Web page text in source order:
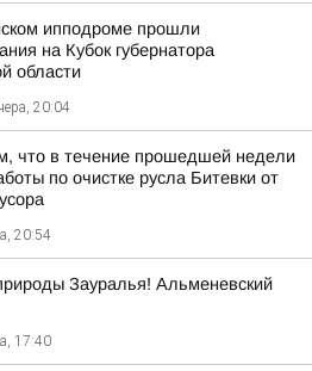
ипподроме прошли
на Кубок губернатора
области
20:04
что в течение прошедшей недели
по очистке русла Битевки от
20:54
Зауралья! Альменевский
17:40